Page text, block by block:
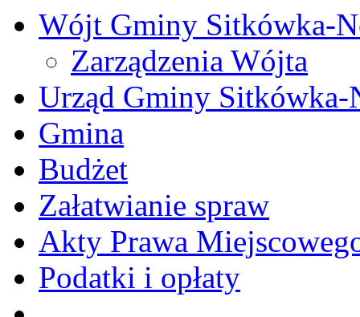
Wójt Gminy Sitkówka-
Zarządzenia Wójta
Urząd Gminy
Gmina
Budżet
Załatwianie spraw
Akty Prawa
Podatki i opłaty